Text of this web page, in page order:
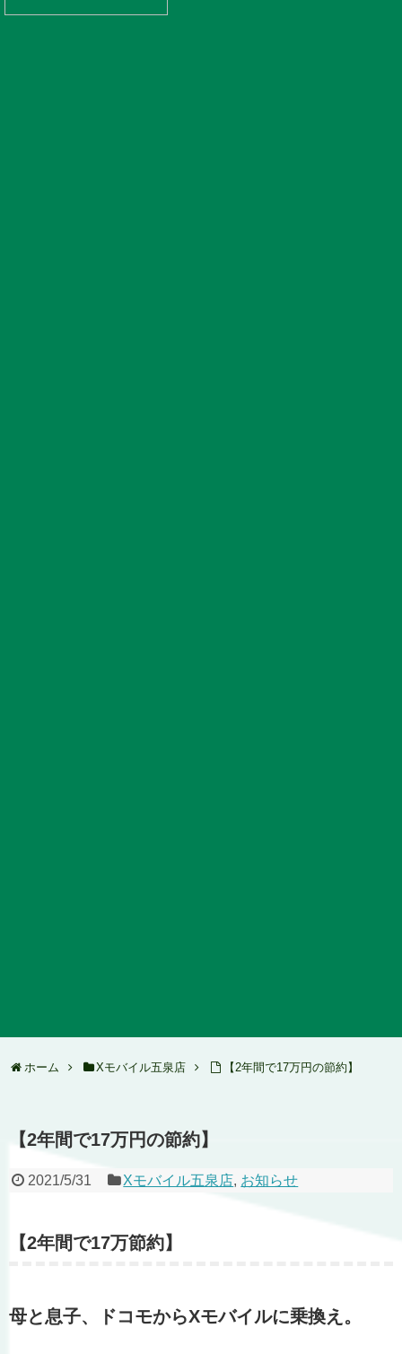
ホーム Xモバイル五泉店 【2年間で17万円の節約】
【2年間で17万円の節約】
2021/5/31 Xモバイル五泉店, お知らせ
【2年間で17万節約】
母と息子、ドコモからXモバイルに乗換え。